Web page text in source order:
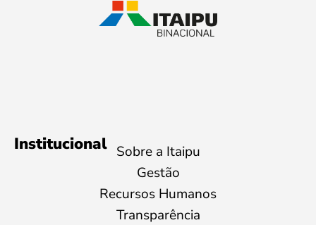
Institucional Sobre a Itaipu
Gestão
Recursos Humanos
Transparência